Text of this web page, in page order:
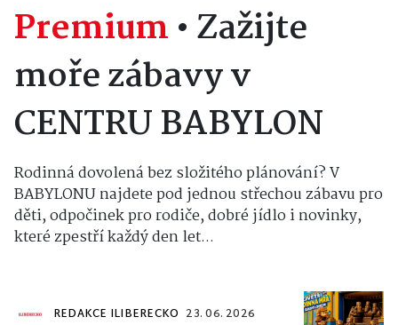
Premium•Zažijte
moře zábavy v
CENTRU BABYLON
Rodinná dovolená bez složitého plánování? V
BABYLONU najdete pod jednou střechou zábavu pro
děti, odpočinek pro rodiče, dobré jídlo i novinky,
které zpestří každý den let...
REDAKCE ILIBERECKO 23. 06. 2026